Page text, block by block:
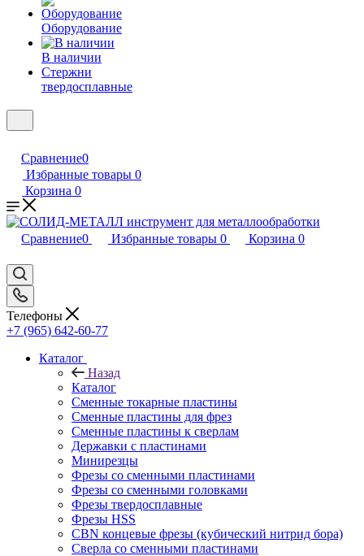
Оборудование
В наличии
Стержни
твердосплавные
Сравнение0
Избранные товары 0
Корзина 0
Сравнение0 Избранные товары 0 Корзина 0
Телефоны
+7 (965) 642-60-77
Каталог
Назад
Каталог
Сменные токарные пластины
Сменные пластины для фрез
Сменные пластины к сверлам
Державки с пластинами
Минирезцы
Фрезы со сменными пластинами
Фрезы со сменными головками
Фрезы твердосплавные
Фрезы HSS
CBN концевые фрезы (кубический нитрид бора)
Сверла со сменными пластинами